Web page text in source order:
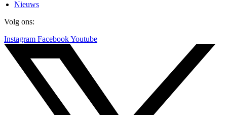
Nieuws
Volg ons:
Instagram FacebookYoutube